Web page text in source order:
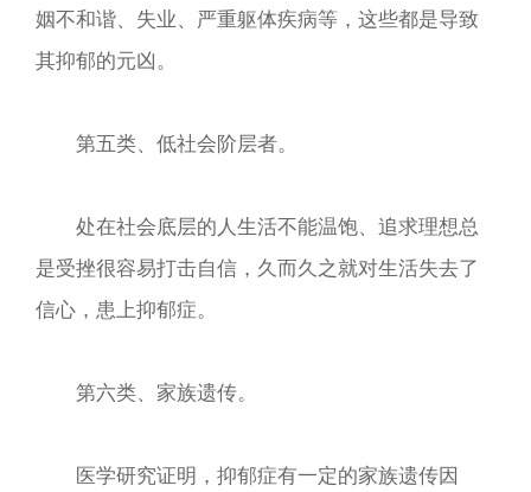
姻不和谐、失业、严重躯体疾病等，这些都是导致
其抑郁的元凶。
第五类、低社会阶层者。
处在社会底层的人生活不能温饱、追求理想总
是受挫很容易打击自信，久而久之就对生活失去了
信心，患上抑郁症。
第六类、家族遗传。
医学研究证明，抑郁症有一定的家族遗传因